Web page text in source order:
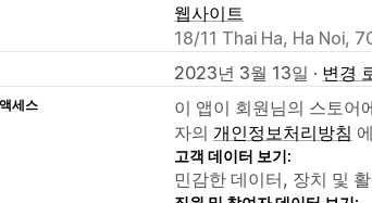
웹사이트
18/11 Thai Ha, Ha Noi,
2023년 3월 13일 · 변경
세스
이 앱이 회원님의 스토어
자의 개인정보처리방침
고객 데이터 보기:
민감한 데이터, 장치 및